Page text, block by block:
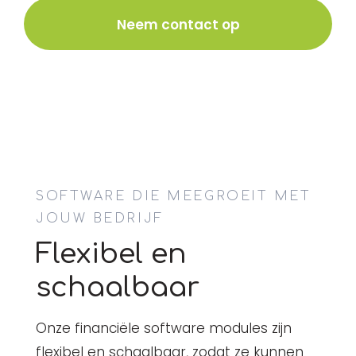
Neem vandaag nog contact met ons op
om te ontdekken hoe onze software jouw
Neem contact op
SOFTWARE DIE MEEGROEIT MET
JOUW BEDRIJF
Flexibel en
schaalbaar
Onze financiële software modules zijn
flexibel en schaalbaar, zodat ze kunnen